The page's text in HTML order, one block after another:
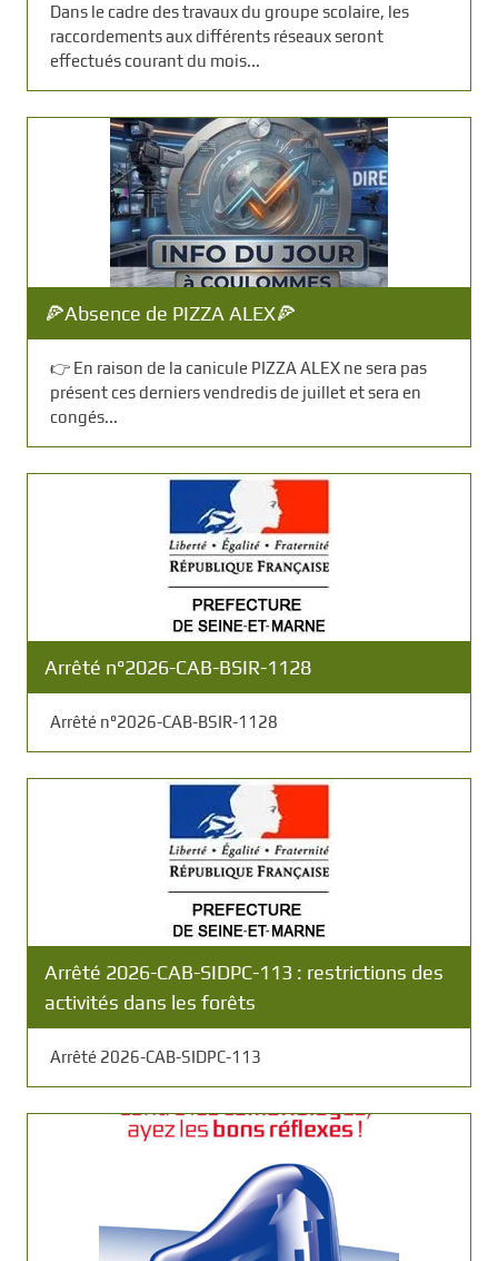
Dans le cadre des travaux du groupe scolaire, les
raccordements aux différents réseaux seront
effectués courant du mois...
🍕​Absence de PIZZA ALEX🍕​
👉 En raison de la canicule PIZZA ALEX ne sera pas
présent ces derniers vendredis de juillet et sera en
congés...
Arrêté n°2026-CAB-BSIR-1128
Arrêté n°2026-CAB-BSIR-1128
Arrêté 2026-CAB-SIDPC-113 : restrictions des
activités dans les forêts
Arrêté 2026-CAB-SIDPC-113